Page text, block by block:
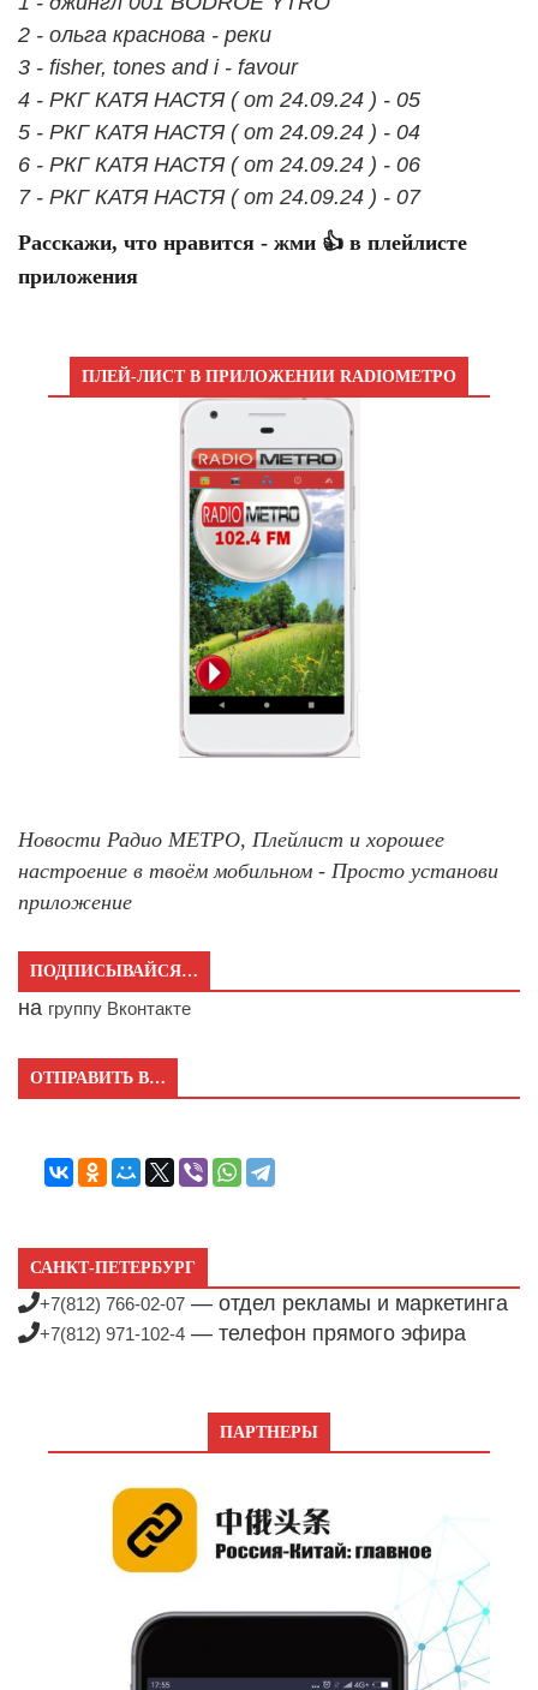
2 - ольга краснова - реки
3 - fisher, tones and i - favour
4 - РКГ КАТЯ НАСТЯ ( от 24.09.24 ) - 05
5 - РКГ КАТЯ НАСТЯ ( от 24.09.24 ) - 04
6 - РКГ КАТЯ НАСТЯ ( от 24.09.24 ) - 06
7 - РКГ КАТЯ НАСТЯ ( от 24.09.24 ) - 07
Расскажи, что нравится - жми 👍 в плейлисте
приложения
ПЛЕЙ-ЛИСТ В ПРИЛОЖЕНИИ RADIOМЕТРО
Новости Радио МЕТРО, Плейлист и хорошее
настроение в твоём мобильном - Просто установи
приложение
ПОДПИСЫВАЙСЯ…
на группу Вконтакте
ОТПРАВИТЬ В…
САНКТ-ПЕТЕРБУРГ
+7(812) 766-02-07 — отдел рекламы и маркетинга
+7(812) 971-102-4 — телефон прямого эфира
ПАРТНЕРЫ